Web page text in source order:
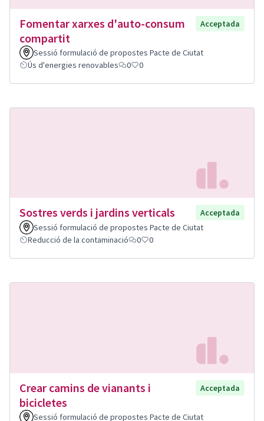
Fomentar xarxes d'auto-consum
compartit
Acceptada
Sessió formulació de propostes Pacte de Ciutat
Ús d'energies renovables
0 0
Sostres verds i jardins verticals
Acceptada
Sessió formulació de propostes Pacte de Ciutat
Reducció de la contaminació
0 0
Crear camins de vianants i
bicicletes
Acceptada
Sessió formulació de propostes Pacte de Ciutat